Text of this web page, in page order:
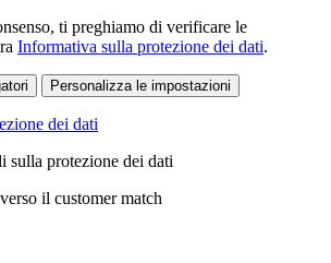
ti preghiamo di verificare le
Informativa sulla protezione dei dati.
Personalizza le impostazioni
dei dati
sulla protezione dei dati
il customer match